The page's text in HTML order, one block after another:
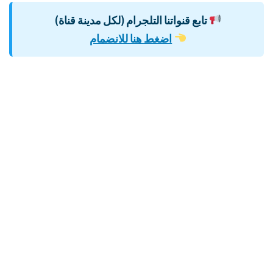
تابع قنواتنا التلجرام (لكل مدينة قناة)
اضغط هنا للانضمام